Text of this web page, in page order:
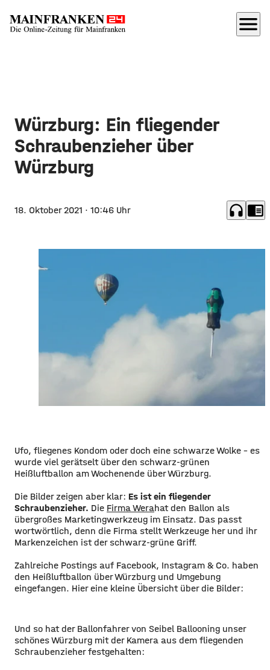
menu
Würzburg: Ein fliegender
Schraubenzieher über
Würzburg
18. Oktober 2021 · 10:46 Uhr headphones chrome_reader_mode
Ufo, fliegenes Kondom oder doch eine schwarze Wolke - es
wurde viel gerätselt über den schwarz-grünen
Heißluftballon am Wochenende über Würzburg.
Die Bilder zeigen aber klar: Es ist ein fliegender
Schraubenzieher. Die Firma Werahat den Ballon als
übergroßes Marketingwerkzeug im Einsatz. Das passt
wortwörtlich, denn die Firma stellt Werkzeuge her und ihr
Markenzeichen ist der schwarz-grüne Griff.
Zahlreiche Postings auf Facebook, Instagram & Co. haben
den Heißluftballon über Würzburg und Umgebung
eingefangen. Hier eine kleine Übersicht über die Bilder:
Und so hat der Ballonfahrer von Seibel Ballooning unser
schönes Würzburg mit der Kamera aus dem fliegenden
Schraubenzieher festgehalten: